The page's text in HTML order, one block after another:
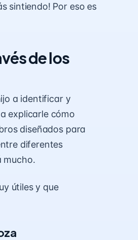
sintiendo! Por eso es
de los
a identificar y
explicarle cómo
diseñados para
diferentes
mucho.
útiles y que